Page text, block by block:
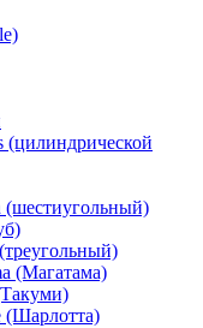
(цилиндрической
(шестиугольный)
(Магатама)
(Шарлотта)